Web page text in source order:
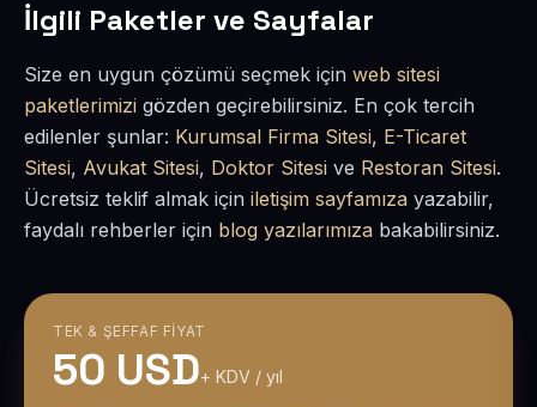
İlgili Paketler ve Sayfalar
Size en uygun çözümü seçmek için web sitesi
paketlerimizi gözden geçirebilirsiniz. En çok tercih
edilenler şunlar: Kurumsal Firma Sitesi, E-Ticaret
Sitesi, Avukat Sitesi, Doktor Sitesi ve Restoran Sitesi.
Ücretsiz teklif almak için iletişim sayfamıza yazabilir,
faydalı rehberler için blog yazılarımıza bakabilirsiniz.
TEK & ŞEFFAF FIYAT
50 USD+ KDV / yıl